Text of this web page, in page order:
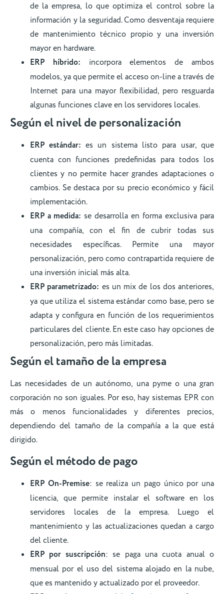
de la empresa, lo que optimiza el control sobre la
información y la seguridad. Como desventaja requiere
de mantenimiento técnico propio y una inversión
mayor en hardware.
ERP híbrido: incorpora elementos de ambos
modelos, ya que permite el acceso on-line a través de
Internet para una mayor flexibilidad, pero resguarda
algunas funciones clave en los servidores locales.
Según el nivel de personalización
ERP estándar: es un sistema listo para usar, que
cuenta con funciones predefinidas para todos los
clientes y no permite hacer grandes adaptaciones o
cambios. Se destaca por su precio económico y fácil
implementación.
ERP a medida: se desarrolla en forma exclusiva para
una compañía, con el fin de cubrir todas sus
necesidades específicas. Permite una mayor
personalización, pero como contrapartida requiere de
una inversión inicial más alta.
ERP parametrizado: es un mix de los dos anteriores,
ya que utiliza el sistema estándar como base, pero se
adapta y configura en función de los requerimientos
particulares del cliente. En este caso hay opciones de
personalización, pero más limitadas.
Según el tamaño de la empresa
Las necesidades de un autónomo, una pyme o una gran
corporación no son iguales. Por eso, hay sistemas EPR con
más o menos funcionalidades y diferentes precios,
dependiendo del tamaño de la compañía a la que está
dirigido.
Según el método de pago
ERP On-Premise: se realiza un pago único por una
licencia, que permite instalar el software en los
servidores locales de la empresa. Luego el
mantenimiento y las actualizaciones quedan a cargo
del cliente.
ERP por suscripción: se paga una cuota anual o
mensual por el uso del sistema alojado en la nube,
que es mantenido y actualizado por el proveedor.